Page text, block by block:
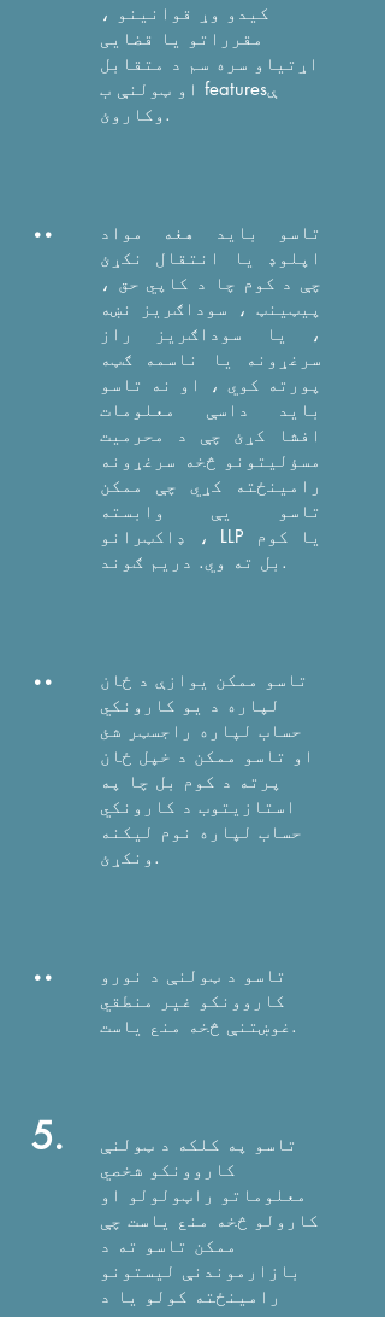
کیدو وړ قوانینو ،
مقرراتو یا قضایی
اړتیاو سره سم د متقابل
او ټولنې ب featuresې
وکاروئ.
..
تاسو باید هغه مواد
اپلوډ یا انتقال نکړئ
چې د کوم چا د کاپي حق ،
پیټینټ ، سوداګریز نښه
، یا سوداګریز راز
سرغړونه یا ناسمه ګټه
پورته کوي ، او نه تاسو
باید داسې معلومات
افشا کړئ چې د محرمیت
مسؤلیتونو څخه سرغړونه
رامینځته کړي چې ممکن
تاسو یې وابسته
ډاکټرانو ، LLP یا کوم
بل ته وي. دریم ګوند.
..
تاسو ممکن یوازې د ځان
لپاره د یو کارونکي
حساب لپاره راجسټر شئ
او تاسو ممکن د خپل ځان
پرته د کوم بل چا په
استازیتوب د کارونکي
حساب لپاره نوم لیکنه
ونکړئ.
..
تاسو د ټولنې د نورو
کاروونکو غیر منطقي
غوښتنې څخه منع یاست.
5.
تاسو په کلکه د ټولنې
کاروونکو شخصي
معلوماتو راټولولو او
کارولو څخه منع یاست چې
ممکن تاسو ته د
بازارموندنې لیستونو
رامینځته کولو یا د